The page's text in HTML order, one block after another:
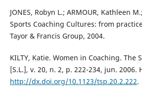
JONES, Robyn L.; ARMOUR, Kathleen
Sports Coaching Cultures: from
Tayor & Francis Group, 2004.
KILTY, Katie. Women in Coaching. The
[S.L.], v. 20, n. 2, p. 222-234, jun. 2006.
http://dx.doi.org/10.1123/tsp.20.2.222.